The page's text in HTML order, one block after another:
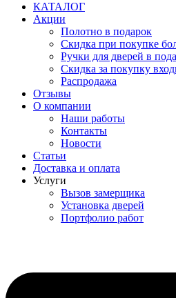
КАТАЛОГ
Акции
Полотно в подарок
Скидка при покупке
Ручки для дверей в
Скидка за покупку
Распродажа
Отзывы
О компании
Наши работы
Контакты
Новости
Статьи
Доставка и оплата
Услуги
Вызов замерщика
Установка дверей
Портфолио работ